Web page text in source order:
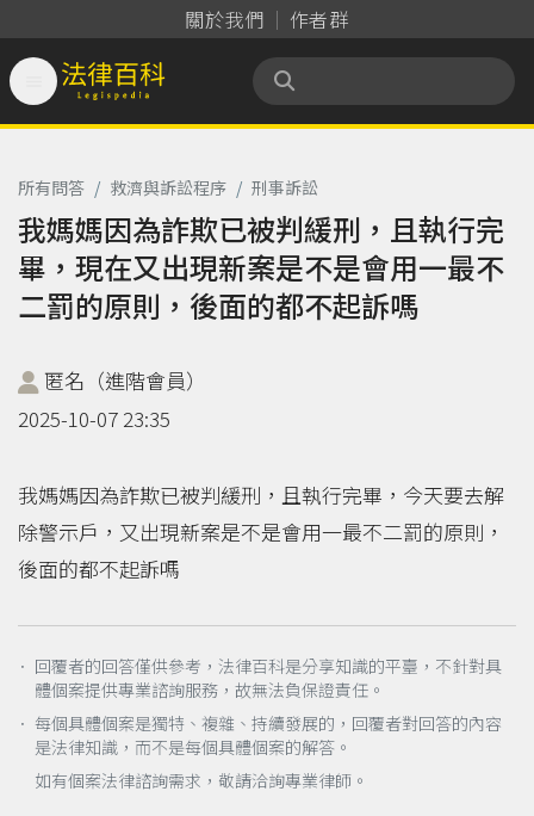
關於我們 作者群
法律百科 Legispedia
所有問答 / 救濟與訴訟程序 / 刑事訴訟
我媽媽因為詐欺已被判緩刑，且執行完
畢，現在又出現新案是不是會用一最不
二罰的原則，後面的都不起訴嗎
匿名（進階會員）
2025-10-07 23:35
我媽媽因為詐欺已被判緩刑，且執行完畢，今天要去解
除警示戶，又出現新案是不是會用一最不二罰的原則，
後面的都不起訴嗎
． 回覆者的回答僅供參考，法律百科是分享知識的平臺，不針對具
體個案提供專業諮詢服務，故無法負保證責任。
． 每個具體個案是獨特、複雜、持續發展的，回覆者對回答的內容
是法律知識，而不是每個具體個案的解答。
如有個案法律諮詢需求，敬請洽詢專業律師。